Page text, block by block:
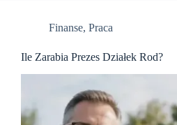
Finanse, Praca
Ile Zarabia Prezes Działek Rod?